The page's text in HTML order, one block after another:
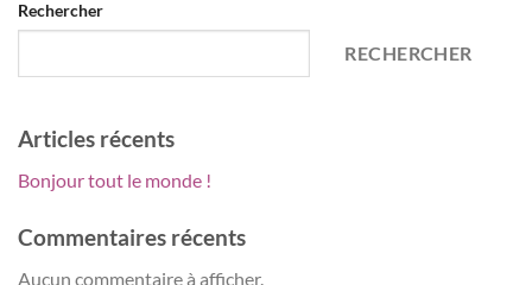
Rechercher
RECHERCHER
Articles récents
Bonjour tout le monde !
Commentaires récents
Aucun commentaire à afficher.